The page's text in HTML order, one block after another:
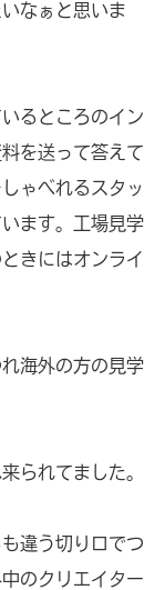
なぁと思いま
るところのイン
を送って答えて
ゃべれるスタッ
ます。工場見学
きにはオンライ
海外の方の見学
られてました。
違う切り口でつ
のクリエイター